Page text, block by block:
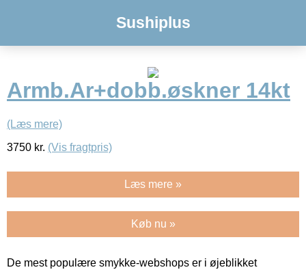
Sushiplus
Armb.Ar+dobb.øskner 14kt
(Læs mere)
3750 kr. (Vis fragtpris)
Læs mere »
Køb nu »
De mest populære smykke-webshops er i øjeblikket